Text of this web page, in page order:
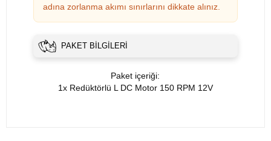
adına zorlanma akımı sınırlarını dikkate alınız.
PAKET BILGILERI
Paket içeriği:
1x Redüktörlü L DC Motor 150 RPM 12V